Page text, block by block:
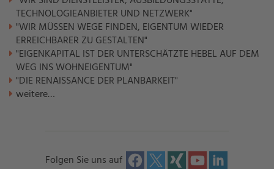
TECHNOLOGIEANBIETER UND NETZWERK"
"WIR MÜSSEN WEGE FINDEN, EIGENTUM WIEDER
ERREICHBARER ZU GESTALTEN"
"EIGENKAPITAL IST DER UNTERSCHÄTZTE HEBEL AUF DEM
WEG INS WOHNEIGENTUM"
"DIE RENAISSANCE DER PLANBARKEIT"
weitere…
Folgen Sie uns auf